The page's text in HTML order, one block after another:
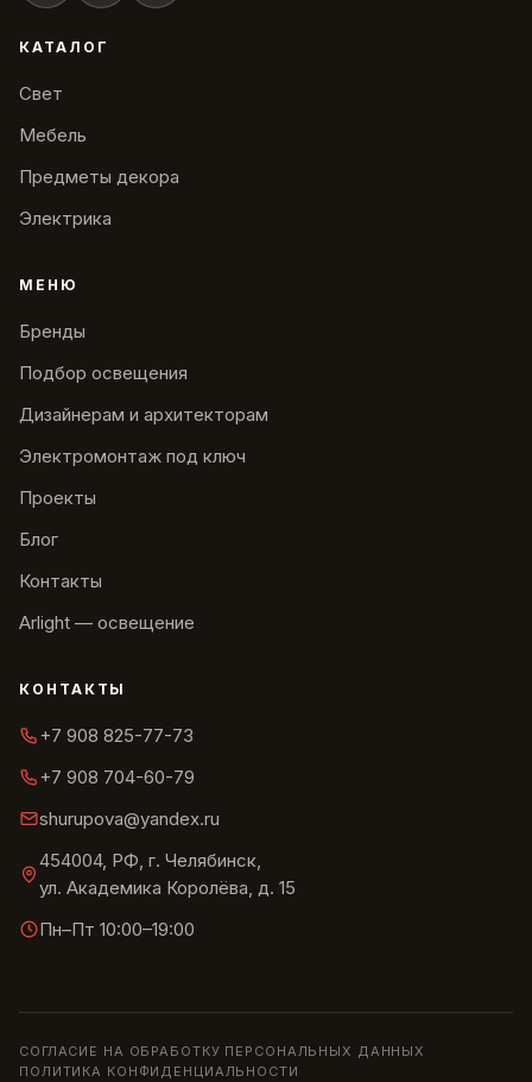
КАТАЛОГ
Свет
Мебель
Предметы декора
Электрика
МЕНЮ
Бренды
Подбор освещения
Дизайнерам и архитекторам
Электромонтаж под ключ
Проекты
Блог
Контакты
Arlight — освещение
КОНТАКТЫ
+7 908 825-77-73
+7 908 704-60-79
shurupova@yandex.ru
454004, РФ, г. Челябинск,
ул. Академика Королёва, д. 15
Пн–Пт 10:00–19:00
СОГЛАСИЕ НА ОБРАБОТКУ ПЕРСОНАЛЬНЫХ ДАННЫХ
ПОЛИТИКА КОНФИДЕНЦИАЛЬНОСТИ